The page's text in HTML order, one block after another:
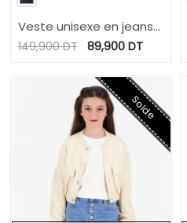
Veste unisexe en jeans
avec manches et
149,900DT 89,900DT
Solde